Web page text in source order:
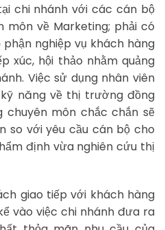
chi nhánh với các cán bộ
về Marketing; phải có
nghiệp vụ khách hàng
xúc, hội thảo nhằm quảng
Việc sử dụng nhân viên
năng về thị trường đồng
môn chắc chắn sẽ
so với yêu cầu cán bộ cho
định vừa nghiên cứu thị
giao tiếp với khách hàng
vào việc chi nhánh đưa ra